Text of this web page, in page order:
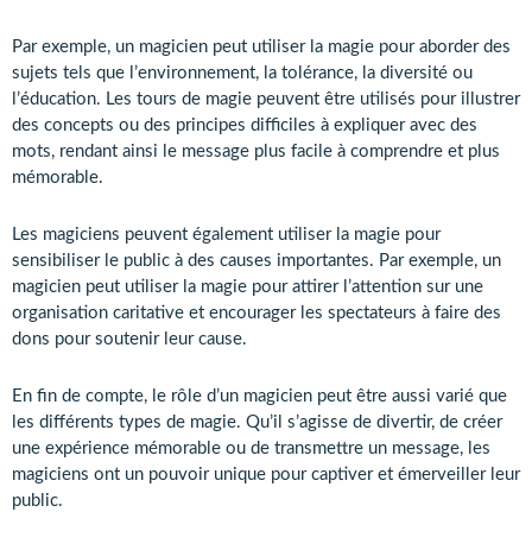
Par exemple, un magicien peut utiliser la magie pour aborder des
sujets tels que l’environnement, la tolérance, la diversité ou
l’éducation. Les tours de magie peuvent être utilisés pour illustrer
des concepts ou des principes difficiles à expliquer avec des
mots, rendant ainsi le message plus facile à comprendre et plus
mémorable.
Les magiciens peuvent également utiliser la magie pour
sensibiliser le public à des causes importantes. Par exemple, un
magicien peut utiliser la magie pour attirer l’attention sur une
organisation caritative et encourager les spectateurs à faire des
dons pour soutenir leur cause.
En fin de compte, le rôle d’un magicien peut être aussi varié que
les différents types de magie. Qu’il s’agisse de divertir, de créer
une expérience mémorable ou de transmettre un message, les
magiciens ont un pouvoir unique pour captiver et émerveiller leur
public.